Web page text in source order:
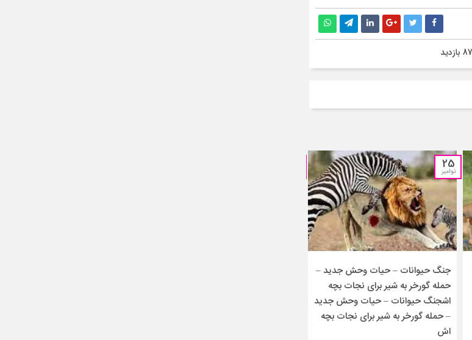
25
نوامبر
جنگ حیوانات – حیات وحش جدید –
حمله گورخر به شیر برای نجات بچه
اشجنگ حیوانات – حیات وحش جدید
– حمله گورخر به شیر برای نجات بچه
اش